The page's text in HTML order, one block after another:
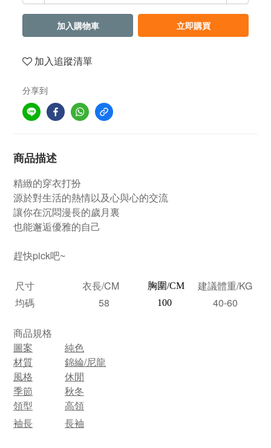
加入購物車 立即購買
加入追蹤清單
分享到
商品描述
精緻的穿衣打扮
源於對生活的熱情以及心與心的交流
讓你在沉悶漫長的歲月裏
也能邂逅優雅的自己
趕快pick吧~
尺寸 衣長/CM 胸圍/CM
建議體重/KG
均碼
58 100 40-60
商品規格
圖案
純色
材質
錦綸/尼龍
風格
休閒
季節
秋冬
領型
高領
袖長
長袖